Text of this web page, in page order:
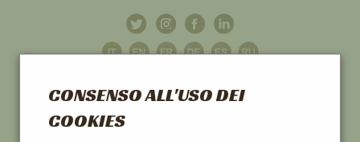
CONSENSO ALL'USO DEI
COOKIES